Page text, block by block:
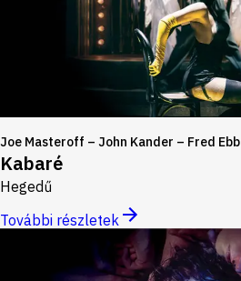
Joe Masteroff – John Kander – Fred Ebb
Kabaré
Hegedű
További részletek